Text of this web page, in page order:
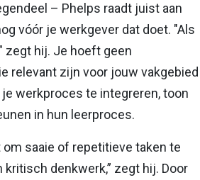
– Phelps raadt juist aan
vóór je werkgever dat doet. "Als
zegt hij. Je hoeft geen
relevant zijn voor jouw vakgebied
werkproces te integreren, toon
in hun leerproces.
saaie of repetitieve taken te
denkwerk,” zegt hij. Door